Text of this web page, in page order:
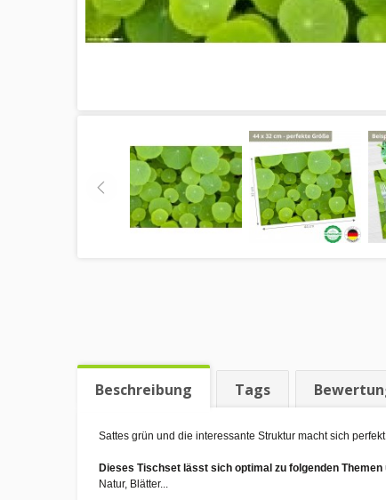
Beschreibung Tags
Sattes grün und die interessante Struktur macht sich
Dieses Tischset lässt sich optimal zu folgenden
Natur, Blätter...